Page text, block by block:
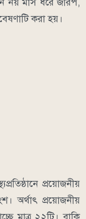
করা হয়।
প্রয়োজনীয়
অর্থাৎ প্রয়োজনীয়